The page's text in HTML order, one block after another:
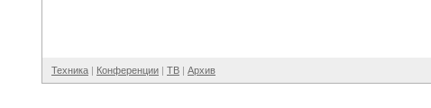
Техника Конференции ТВ Архив